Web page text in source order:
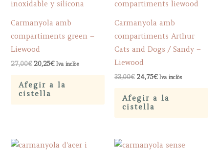
Carmanyola amb
compartiments green –
Liewood
27,00€ Original
was:
27,00€.
20,25€Current
is:
20,25€.
Iva inclòs
Afegir a la
cistella
Carmanyola amb
compartiments Arthur
Cats and Dogs / Sandy –
Liewood
33,00€ Original
was:
33,00€.
24,75€Current
is:
24,75€.
Iva inclòs
Afegir a la
cistella